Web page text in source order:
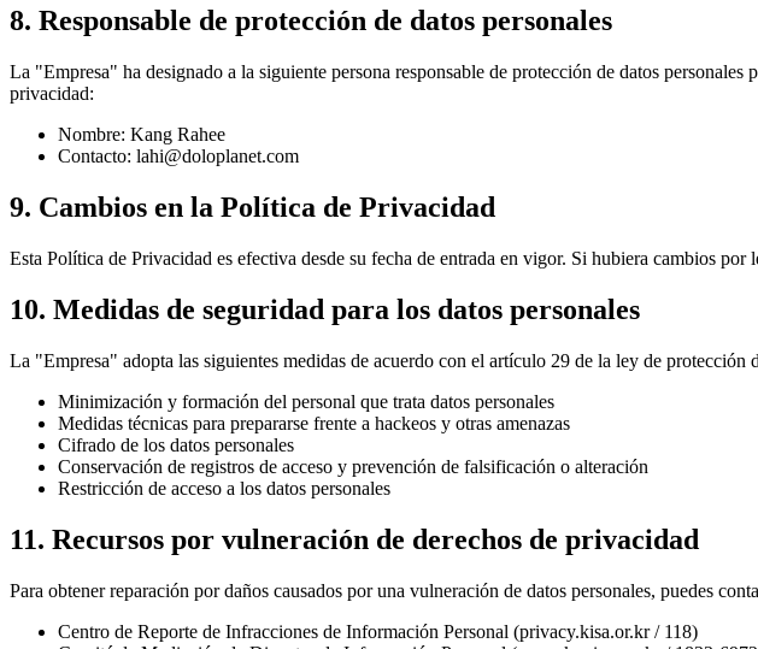
8. Responsable de protección de datos personales
La "Empresa" ha designado a la siguiente persona responsable de protección de datos
privacidad:
Nombre: Kang Rahee
Contacto: lahi@doloplanet.com
9. Cambios en la Política de Privacidad
Esta Política de Privacidad es efectiva desde su fecha de entrada en vigor. Si hubiera cambios
10. Medidas de seguridad para los datos personales
La "Empresa" adopta las siguientes medidas de acuerdo con el artículo 29 de la ley de protección
Minimización y formación del personal que trata datos personales
Medidas técnicas para prepararse frente a hackeos y otras amenazas
Cifrado de los datos personales
Conservación de registros de acceso y prevención de falsificación o alteración
Restricción de acceso a los datos personales
11. Recursos por vulneración de derechos de privacidad
Para obtener reparación por daños causados por una vulneración de datos personales, puedes
Centro de Reporte de Infracciones de Información Personal (privacy.kisa.or.kr / 118)